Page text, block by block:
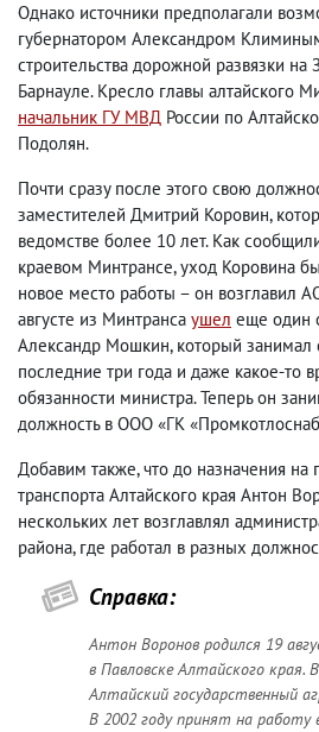
Однако источники предполагали
губернатором Александром
строительства дорожной развязки на
Барнауле. Кресло главы алтайского
начальник ГУ МВД России по
Подолян.
Почти сразу после этого свою
заместителей Дмитрий Коровин,
ведомстве более 10 лет. Как
краевом Минтрансе, уход Коровина
новое место работы – он возглавил
августе из Минтранса ушел еще один
Александр Мошкин, который занимал
последние три года и даже какое-то
обязанности министра. Теперь он
должность в ООО «ГК
Добавим также, что до назначения на
транспорта Алтайского края Антон
нескольких лет возглавлял
района, где работал в разных
Справка:
Антон Воронов родился 19
в Павловске Алтайского края.
Алтайский государственный
В 2002 году принят на работу